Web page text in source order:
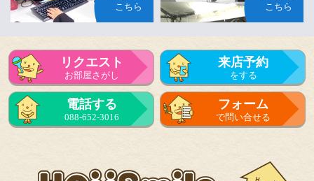
こちら
こちら
リクエスト
お部屋さがし
来店予約
をする
電話する
088-652-3016
フォーム
で問い合せる